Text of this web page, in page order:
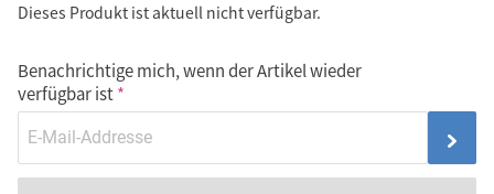
Dieses Produkt ist aktuell nicht verfügbar.
Benachrichtige mich, wenn der Artikel wieder
verfügbar ist